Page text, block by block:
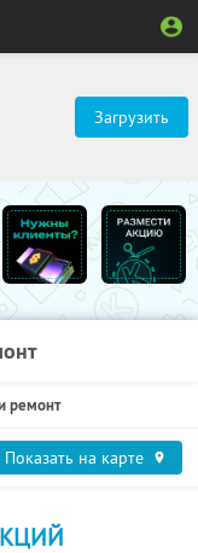
Загрузить
ремонт
Показать на карте